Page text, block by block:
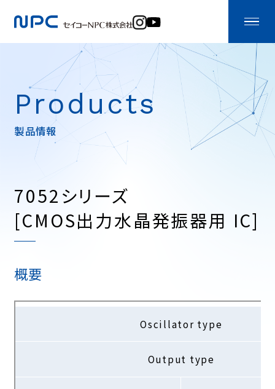
Products
製品情報
7052シリーズ
[CMOS出力水晶発振器用 IC]
概要
Oscillator type
Output type